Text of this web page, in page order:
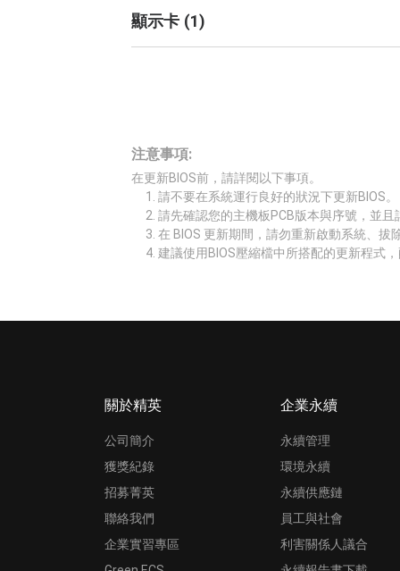
顯示卡 (1)
注意事項:
在更新BIOS前，請詳閱以下事項。
請不要在系統運行良好的狀況下更新BIOS
請先確認您的主機板PCB版本與序號，並
在 BIOS 更新期間，請勿重新啟動系統、拔
建議使用BIOS壓縮檔中所搭配的更新程式
關於精英
公司簡介
獲獎紀錄
招募菁英
聯絡我們
企業實習專區
企業永續
永續管理
環境永續
永續供應鏈
員工與社會
利害關係人議合